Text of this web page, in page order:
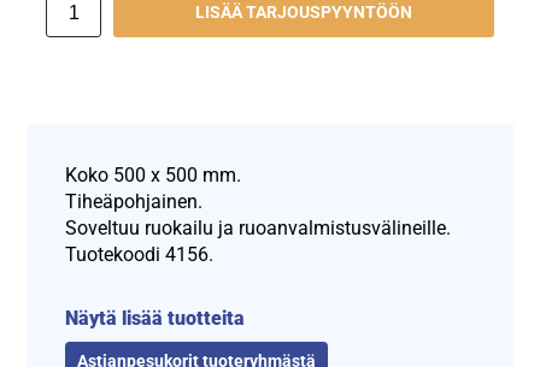
LISÄÄ TARJOUSPYYNTÖÖN
Koko 500 x 500 mm.
Tiheäpohjainen.
Soveltuu ruokailu ja ruoanvalmistusvälineille.
Tuotekoodi 4156.
Näytä lisää tuotteita
Astianpesukorit tuoteryhmästä